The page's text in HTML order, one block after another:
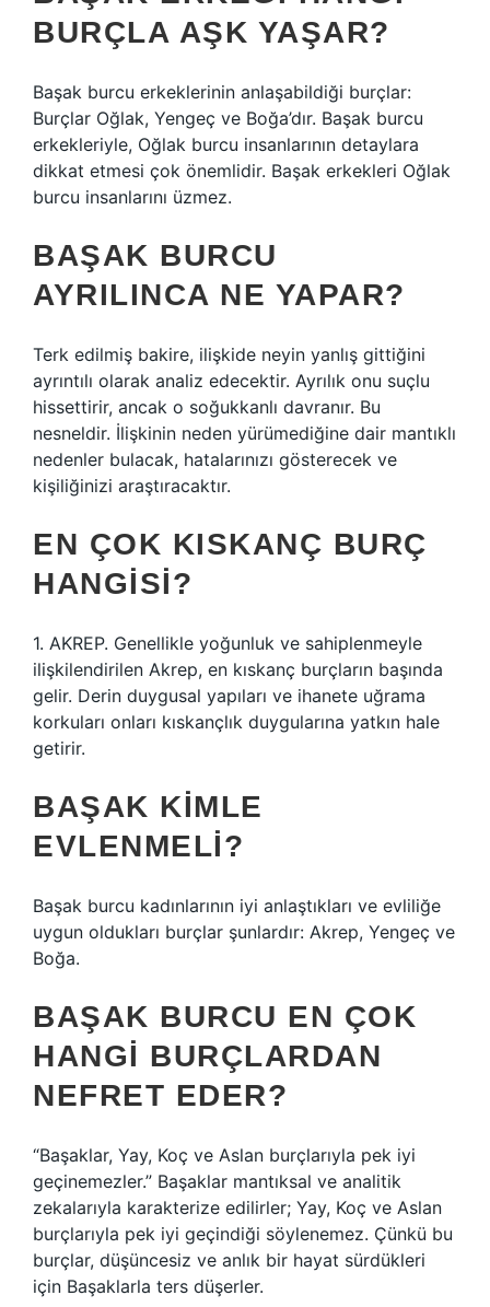
BURÇLA AŞK YAŞAR?
Başak burcu erkeklerinin anlaşabildiği burçlar:
Burçlar Oğlak, Yengeç ve Boğa’dır. Başak burcu
erkekleriyle, Oğlak burcu insanlarının detaylara
dikkat etmesi çok önemlidir. Başak erkekleri Oğlak
burcu insanlarını üzmez.
BAŞAK BURCU
AYRILINCA NE YAPAR?
Terk edilmiş bakire, ilişkide neyin yanlış gittiğini
ayrıntılı olarak analiz edecektir. Ayrılık onu suçlu
hissettirir, ancak o soğukkanlı davranır. Bu
nesneldir. İlişkinin neden yürümediğine dair mantıklı
nedenler bulacak, hatalarınızı gösterecek ve
kişiliğinizi araştıracaktır.
EN ÇOK KISKANÇ BURÇ
HANGISI?
1. AKREP. Genellikle yoğunluk ve sahiplenmeyle
ilişkilendirilen Akrep, en kıskanç burçların başında
gelir. Derin duygusal yapıları ve ihanete uğrama
korkuları onları kıskançlık duygularına yatkın hale
getirir.
BAŞAK KIMLE
EVLENMELI?
Başak burcu kadınlarının iyi anlaştıkları ve evliliğe
uygun oldukları burçlar şunlardır: Akrep, Yengeç ve
Boğa.
BAŞAK BURCU EN ÇOK
HANGI BURÇLARDAN
NEFRET EDER?
“Başaklar, Yay, Koç ve Aslan burçlarıyla pek iyi
geçinemezler.” Başaklar mantıksal ve analitik
zekalarıyla karakterize edilirler; Yay, Koç ve Aslan
burçlarıyla pek iyi geçindiği söylenemez. Çünkü bu
burçlar, düşüncesiz ve anlık bir hayat sürdükleri
için Başaklarla ters düşerler.